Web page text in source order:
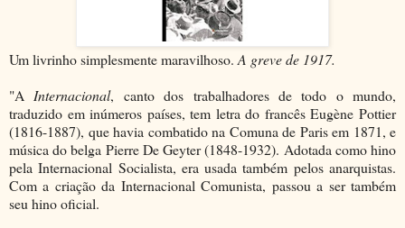
Um livrinho simplesmente maravilhoso. A greve de 1917.
"A Internacional, canto dos trabalhadores de todo o mundo,
traduzido em inúmeros países, tem letra do francês Eugène Pottier
(1816-1887), que havia combatido na Comuna de Paris em 1871, e
música do belga Pierre De Geyter (1848-1932). Adotada como hino
pela Internacional Socialista, era usada também pelos anarquistas.
Com a criação da Internacional Comunista, passou a ser também
seu hino oficial.